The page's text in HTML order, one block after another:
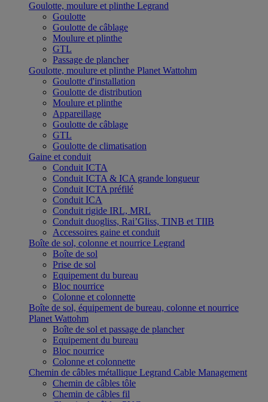
Goulotte, moulure et plinthe Legrand
Goulotte
Goulotte de câblage
Moulure et plinthe
GTL
Passage de plancher
Goulotte, moulure et plinthe Planet Wattohm
Goulotte d'installation
Goulotte de distribution
Moulure et plinthe
Appareillage
Goulotte de câblage
GTL
Goulotte de climatisation
Gaine et conduit
Conduit ICTA
Conduit ICTA & ICA grande longueur
Conduit ICTA préfilé
Conduit ICA
Conduit rigide IRL, MRL
Conduit duogliss, Rai’Gliss, TINB et TIIB
Accessoires gaine et conduit
Boîte de sol, colonne et nourrice Legrand
Boîte de sol
Prise de sol
Equipement du bureau
Bloc nourrice
Colonne et colonnette
Boîte de sol, équipement de bureau, colonne et nourrice
Planet Wattohm
Boîte de sol et passage de plancher
Equipement du bureau
Bloc nourrice
Colonne et colonnette
Chemin de câbles métallique Legrand Cable Management
Chemin de câbles tôle
Chemin de câbles fil